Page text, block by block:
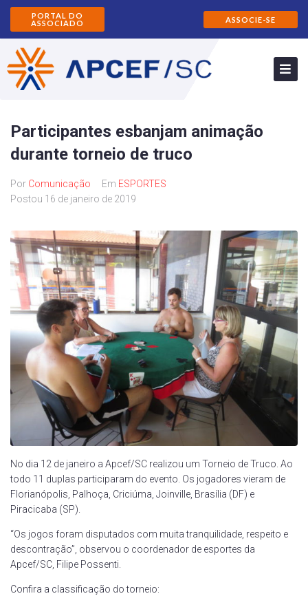
PORTAL DO
ASSOCIADO
ASSOCIE-SE
Participantes esbanjam animação
durante torneio de truco
Por Comunicação Em ESPORTES
Postou 16 de janeiro de 2019
No dia 12 de janeiro a Apcef/SC realizou um Torneio de Truco. Ao
todo 11 duplas participaram do evento. Os jogadores vieram de
Florianópolis, Palhoça, Criciúma, Joinville, Brasília (DF) e
Piracicaba (SP).
“Os jogos foram disputados com muita tranquilidade, respeito e
descontração”, observou o coordenador de esportes da
Apcef/SC, Filipe Possenti.
Confira a classificação do torneio: